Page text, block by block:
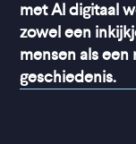
met AI digitaal
zowel een
mensen als
geschiedenis.